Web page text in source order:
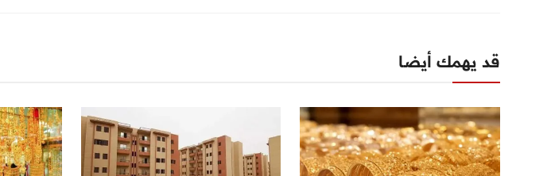
قد يهمك أيضا